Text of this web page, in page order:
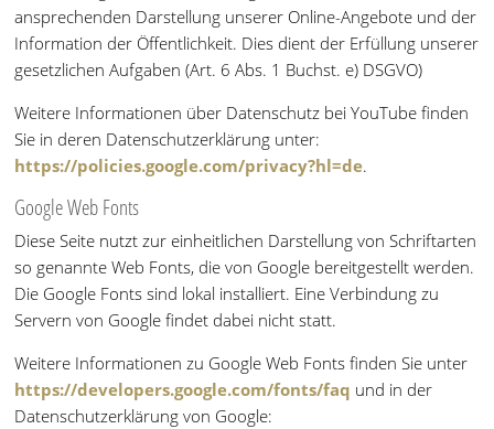
ansprechenden Darstellung unserer Online-Angebote und der
Information der Öffentlichkeit. Dies dient der Erfüllung unserer
gesetzlichen Aufgaben (Art. 6 Abs. 1 Buchst. e) DSGVO)
Weitere Informationen über Datenschutz bei YouTube finden
Sie in deren Datenschutzerklärung unter:
https://policies.google.com/privacy?hl=de.
Google Web Fonts
Diese Seite nutzt zur einheitlichen Darstellung von Schriftarten
so genannte Web Fonts, die von Google bereitgestellt werden.
Die Google Fonts sind lokal installiert. Eine Verbindung zu
Servern von Google findet dabei nicht statt.
Weitere Informationen zu Google Web Fonts finden Sie unter
https://developers.google.com/fonts/faq und in der
Datenschutzerklärung von Google: